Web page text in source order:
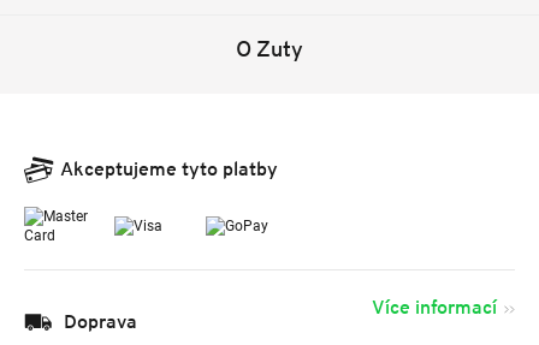
O Zuty
Akceptujeme tyto platby
Doprava
Více informací